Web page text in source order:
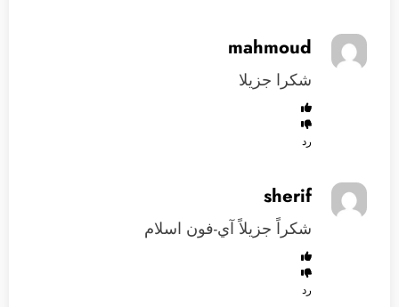
mahmoud
شكرا جزيلا
رد
sherif
شكراً جزيلاً آي-فون اسلام
رد